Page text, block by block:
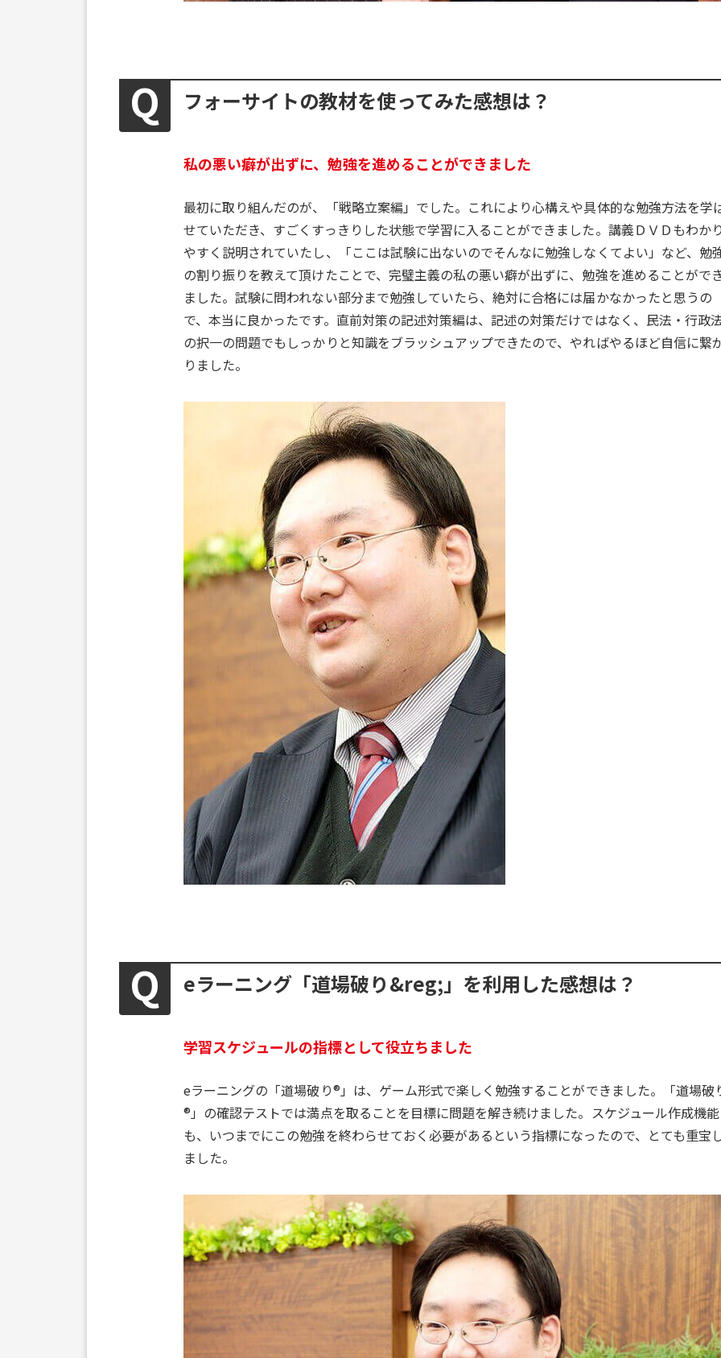
フォーサイトの教材を使ってみた感想は？
私の悪い癖が出ずに、勉強を進めることができました
最初に取り組んだのが、「戦略立案編」でした。これにより心構えや具体的な勉強方法を学
せていただき、すごくすっきりした状態で学習に入ることができました。講義ＤＶＤもわか
やすく説明されていたし、「ここは試験に出ないのでそんなに勉強しなくてよい」など、勉
の割り振りを教えて頂けたことで、完璧主義の私の悪い癖が出ずに、勉強を進めることがで
ました。試験に問われない部分まで勉強していたら、絶対に合格には届かなかったと思うの
で、本当に良かったです。直前対策の記述対策編は、記述の対策だけではなく、民法・行政
の択一の問題でもしっかりと知識をブラッシュアップできたので、やればやるほど自信に繋
りました。
eラーニング「道場破り&reg;」を利用した感想は？
学習スケジュールの指標として役立ちました
eラーニングの「道場破り®」は、ゲーム形式で楽しく勉強することができました。「道場破
®」の確認テストでは満点を取ることを目標に問題を解き続けました。スケジュール作成機能
も、いつまでにこの勉強を終わらせておく必要があるという指標になったので、とても重宝
ました。